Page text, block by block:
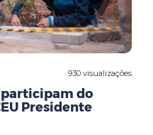
930 visualizações
do
Presidente